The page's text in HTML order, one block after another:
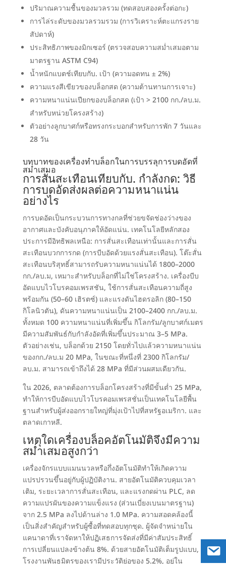
ปริมาณความชื้นของมวลรวม (ทดสอบสองครั้งต่อกะ)
การไล่ระดับของมวลรวมรวม (การวิเคราะห์ตะแกรงราย
สัปดาห์)
ประสิทธิภาพของมิกเซอร์ (ตรวจสอบความสม่ำเสมอตาม
มาตรฐาน ASTM C94)
น้ำหนักแบตช์เทียบกับ. เป้า (ความอดทน ± 2%)
ความแรงสีเขียวของบล็อกสด (ความต้านทานการเจาะ)
ความหนาแน่นเปียกของบล็อกสด (เป้า > 2100 กก./ลบ.ม.
สำหรับหน่วยโครงสร้าง)
ตัวอย่างลูกบาศก์หรือทรงกระบอกสำหรับการพัก 7 วันและ
28 วัน
บทบาทของเครื่องทำบล็อกในการบรรลุการบดอัดที่
สม่ำเสมอ
การสั่นสะเทือนเทียบกับ. กำลังกด: วิธี
การบดอัดส่งผลต่อความหนาแน่น
อย่างไร
การบดอัดเป็นกระบวนการทางกลที่ช่วยขจัดช่องว่างของ
อากาศและบังคับอนุภาคให้อัดแน่น. เทคโนโลยีหลักสอง
ประการมีอิทธิพลเหนือ: การสั่นสะเทือนเท่านั้นและการสั่น
สะเทือนบวกการกด (การบีบอัดด้วยแรงสั่นสะเทือน). โต๊ะสั่น
สะเทือนบริสุทธิ์สามารถรับความหนาแน่นได้ 1800–2000
กก./ลบ.ม, เหมาะสำหรับบล็อกที่ไม่ใช่โครงสร้าง. เครื่องบีบ
อัดแบบไวโบรคอมเพรสชัน, ใช้การสั่นสะเทือนความถี่สูง
พร้อมกัน (50–60 เฮิรตซ์) และแรงดันไฮดรอลิก(80–150
กิโลนิวตัน), ดันความหนาแน่นเป็น 2100–2400 กก./ลบ.ม.
ทั้งหมด 100 ความหนาแน่นที่เพิ่มขึ้น กิโลกรัม/ลูกบาศก์เมตร
มีความสัมพันธ์กับกำลังอัดที่เพิ่มขึ้นประมาณ 3–5 MPa.
ตัวอย่างเช่น, บล็อกด้วย 2150โดยทั่วไปแล้วความหนาแน่น
ของกก./ลบ.ม 20 MPa, ในขณะที่หนึ่งที่2300กิโลกรัม/
ลบ.ม. สามารถเข้าถึงได้28 MPa ที่มีส่วนผสมเดียวกัน.
ใน 2026, ตลาดต้องการบล็อกโครงสร้างที่มีขั้นต่ำ 25 MPa,
ทำให้การบีบอัดแบบไวโบรคอมเพรสชั่นเป็นเทคโนโลยีพื้น
ฐานสำหรับผู้ส่งออกรายใหญ่ที่มุ่งเป้าไปที่สหรัฐอเมริกา. และ
ตลาดเกาหลี.
เหตุใดเครื่องบล็อคอัตโนมัติจึงมีความ
สม่ำเสมอสูงกว่า
เครื่องจักรแบบแมนนวลหรือกึ่งอัตโนมัติทำให้เกิดความ
แปรปรวนขึ้นอยู่กับผู้ปฏิบัติงาน. สายอัตโนมัติควบคุมเวลา
เติม, ระยะเวลาการสั่นสะเทือน, และแรงกดผ่าน PLC, ลด
ความแปรผันของความแข็งแรง (ส่วนเบี่ยงเบนมาตรฐาน)
จาก 2.5 MPa ลงไปด้านล่าง 1.0 MPa. ความสอดคล้องนี้
เป็นสิ่งสำคัญสำหรับผู้ซื้อที่ทดสอบทุกชุด. ผู้จัดจำหน่ายใน
แคนาดาที่เราจัดหาให้ปฏิเสธการจัดส่งที่มีค่าสัมประสิทธิ์
การเปลี่ยนแปลงข้างต้น 8%. ด้วยสายอัตโนมัติเต็มรูปแบบ,
โรงงานพันธมิตรของเรามีประวัติย่อของ 5.2%, อยู่ใน